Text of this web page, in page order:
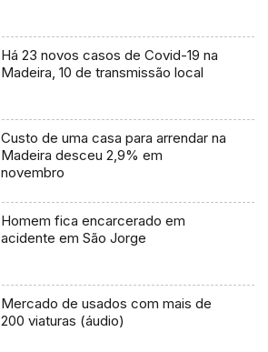
Há 23 novos casos de Covid-19 na
Madeira, 10 de transmissão local
Custo de uma casa para arrendar na
Madeira desceu 2,9% em
novembro
Homem fica encarcerado em
acidente em São Jorge
Mercado de usados com mais de
200 viaturas (áudio)